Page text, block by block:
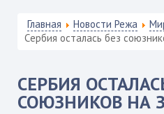
Главная Новости Режа
Cербия осталась без
CЕРБИЯ
СОЮЗНИКОВ НА